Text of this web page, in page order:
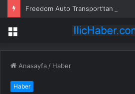
Menü
Anasayfa / Haber
Haber